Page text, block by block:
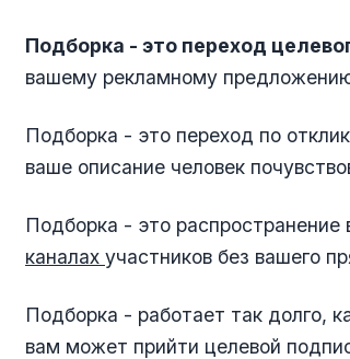
Подборка - это переход
вашему рекламному
Подборка - это переход по
ваше описание человек
Подборка - это распространение
каналах участников без вашего
Подборка - работает так долго,
вам может прийти целевой